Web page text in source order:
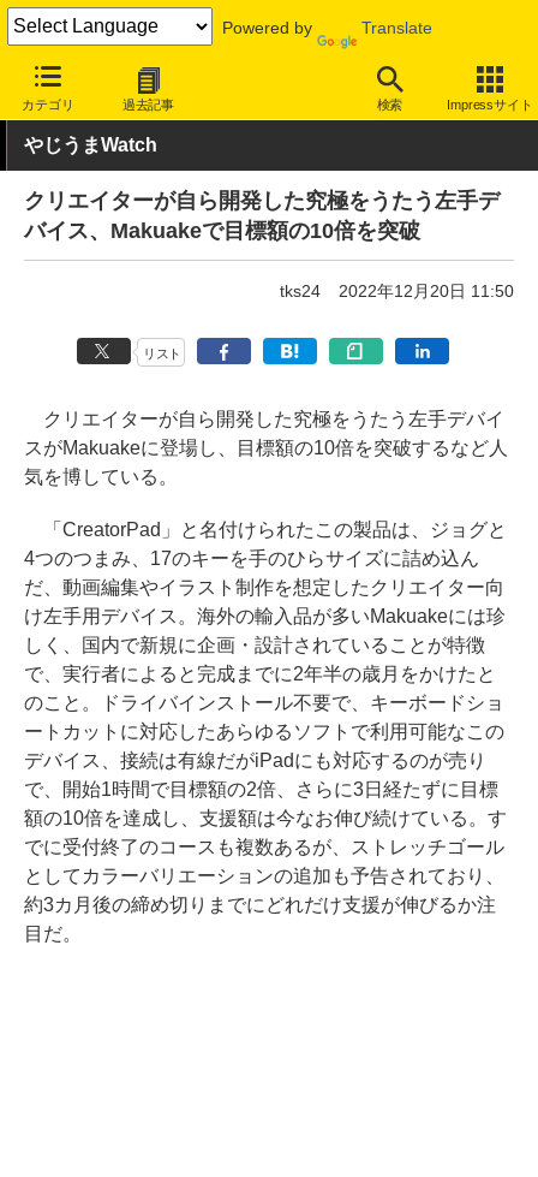
Powered by Translate
カテゴリ 過去記事 検索 Impressサイト
INTERNET Watch トピック
やじうまWatch
クリエイターが自ら開発した究極をうたう左手デ
バイス、Makuakeで目標額の10倍を突破
tks24 2022年12月20日 11:50
リスト
クリエイターが自ら開発した究極をうたう左手デバイ
スがMakuakeに登場し、目標額の10倍を突破するなど人
気を博している。
「CreatorPad」と名付けられたこの製品は、ジョグと
4つのつまみ、17のキーを手のひらサイズに詰め込ん
だ、動画編集やイラスト制作を想定したクリエイター向
け左手用デバイス。海外の輸入品が多いMakuakeには珍
しく、国内で新規に企画・設計されていることが特徴
で、実行者によると完成までに2年半の歳月をかけたと
のこと。ドライバインストール不要で、キーボードショ
ートカットに対応したあらゆるソフトで利用可能なこの
デバイス、接続は有線だがiPadにも対応するのが売り
で、開始1時間で目標額の2倍、さらに3日経たずに目標
額の10倍を達成し、支援額は今なお伸び続けている。す
でに受付終了のコースも複数あるが、ストレッチゴール
としてカラーバリエーションの追加も予告されており、
約3カ月後の締め切りまでにどれだけ支援が伸びるか注
目だ。